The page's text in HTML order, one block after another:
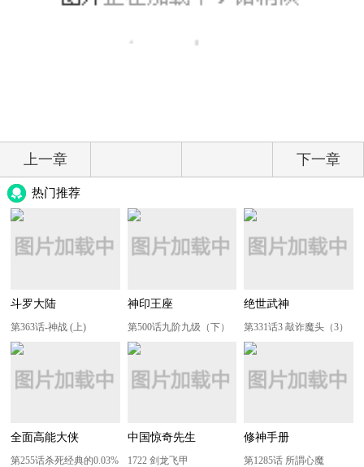
上一章 下一章
热门推荐
斗罗大陆
第363话-神战 (上)
神印王座
第500话九阶九级（下）
绝世武神
第331话3 敲诈魔头（3）
全面高能大侠
第255话杀死经典的0.03%
中国惊奇先生
1722 剑龙飞甲
修神手册
第1285话 所謂心魔